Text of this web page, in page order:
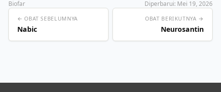
Biofar Diperbarui: Mei 19, 2026
← OBAT SEBELUMNYA
Nabic
OBAT BERIKUTNYA →
Neurosantin